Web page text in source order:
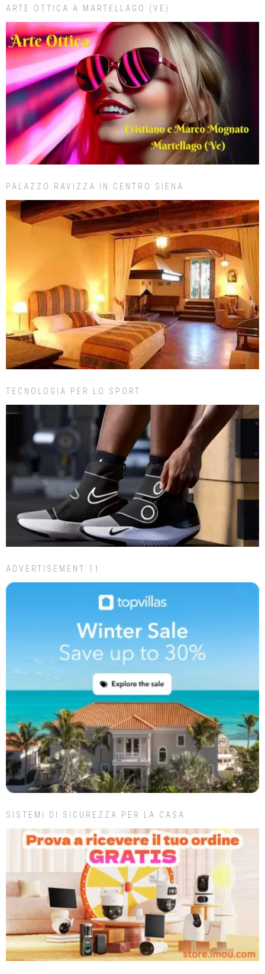
ARTE OTTICA A MARTELLAGO (VE)
PALAZZO RAVIZZA IN CENTRO SIENA
TECNOLOGIA PER LO SPORT
ADVERTISEMENT 11
SISTEMI DI SICUREZZA PER LA CASA